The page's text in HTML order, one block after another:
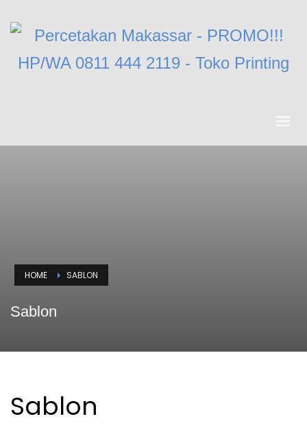
HOME SABLON
Sablon
Sablon